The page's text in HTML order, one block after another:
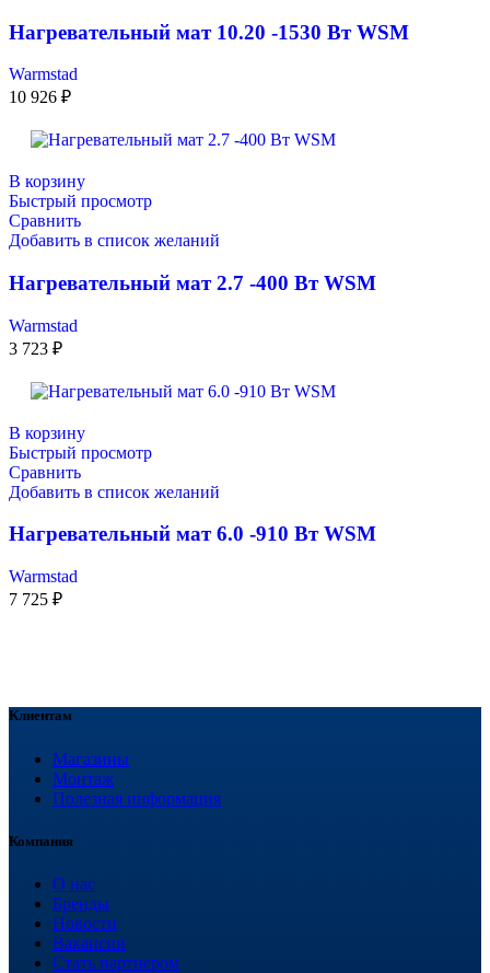
Нагревательный мат 10.20 -1530 Вт WSM
Warmstad
10 926 ₽
В корзину
Быстрый просмотр
Сравнить
Добавить в список желаний
Нагревательный мат 2.7 -400 Вт WSM
Warmstad
3 723 ₽
В корзину
Быстрый просмотр
Сравнить
Добавить в список желаний
Нагревательный мат 6.0 -910 Вт WSM
Warmstad
7 725 ₽
Клиентам
Магазины
Монтаж
Полезная информация
Компания
О нас
Бренды
Новости
Вакансии
Стать партнером